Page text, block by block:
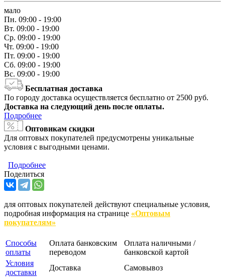
мало
Пн. 09:00 - 19:00
Вт. 09:00 - 19:00
Ср. 09:00 - 19:00
Чт. 09:00 - 19:00
Пт. 09:00 - 19:00
Сб. 09:00 - 19:00
Вс. 09:00 - 19:00
Бесплатная доставка
По городу доставка осуществляется бесплатно от 2500 руб.
Доставка на следующий день после оплаты.
Подробнее
Оптовикам скидки
Для оптовых покупателей предусмотрены уникальные
условия с выгодными ценами.
Подробнее
Поделиться
для оптовых покупателей действуют специальные условия,
подробная информация на странице «Оптовым
покупателям»
Способы
оплаты
Оплата банковским
переводом
Оплата наличными /
банковской картой
Условия
доставки
Доставка Самовывоз